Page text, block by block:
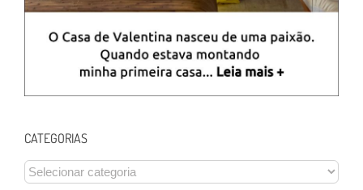
CATEGORIAS
CATEGORIAS